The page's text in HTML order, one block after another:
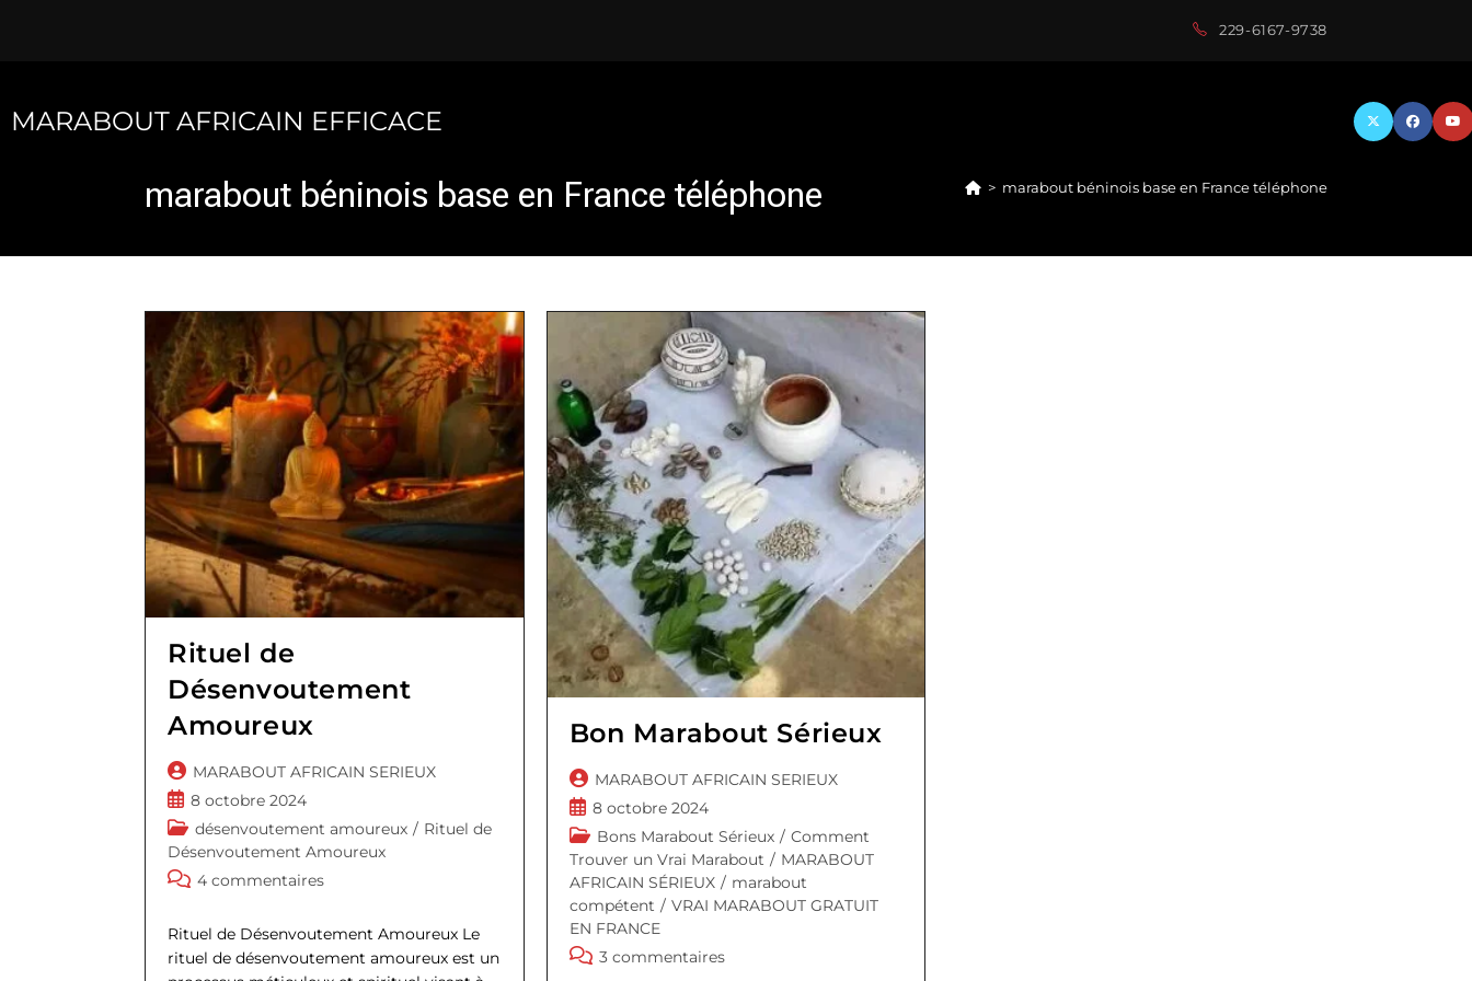
229-6167-9738
MARABOUT AFRICAIN EFFICACE
marabout béninois base en France téléphone > marabout béninois base en France téléphone
Rituel de
Désenvoutement
Amoureux
Auteur/autrice
de
la
publication :
MARABOUT AFRICAIN SERIEUX
Publication
publiée :
8 octobre 2024
Post
category:
désenvoutement amoureux / Rituel de
Désenvoutement Amoureux
Commentaires
la
publication :
4 commentaires
Rituel de Désenvoutement Amoureux Le
rituel de désenvoutement amoureux est un
Bon Marabout Sérieux
Auteur/autrice
de
la
publication :
MARABOUT AFRICAIN SERIEUX
Publication
publiée :
8 octobre 2024
Post
category:
Bons Marabout Sérieux / Comment
Trouver un Vrai Marabout / MARABOUT
AFRICAIN SÉRIEUX / marabout
compétent / VRAI MARABOUT GRATUIT
EN FRANCE
Commentaires
3 commentaires